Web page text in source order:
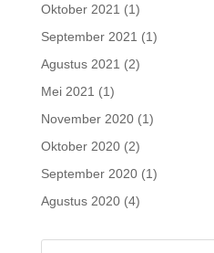
Oktober 2021 (1)
September 2021 (1)
Agustus 2021 (2)
Mei 2021 (1)
November 2020(1)
Oktober 2020(2)
September 2020(1)
Agustus 2020(4)